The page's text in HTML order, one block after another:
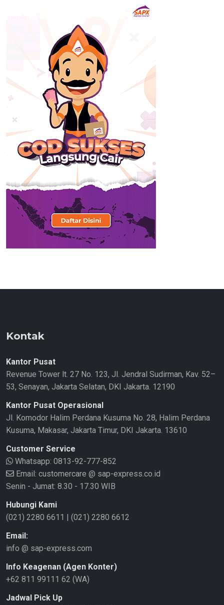
Kontak
Kantor Pusat
Revenue Tower lt. 27 No. 123, Jl. Jendral Sudirman, Kav. 52–
53, Senayan, Jakarta Selatan, DKI Jakarta. 12190
Kantor Pusat Operasional
Jl. Komodor Halim Perdana Kusuma No. 28, Halim Perdana
Kusuma, Makasar, Jakarta Timur, DKI Jakarta. 13610
Customer Service
Whatsapp: 0813-92-777-852
Email: customercare @ sap-express.co.id
Senin - Jumat: 8.30 - 17.30 WIB
Hubungi Kami
(021) 2280 6611
(021) 2280 6612
Email:
info @ sap-express.com
Info Keagenan (Agen Konter)
+62 811 99111 62 (WA)
Jadwal Pick Up